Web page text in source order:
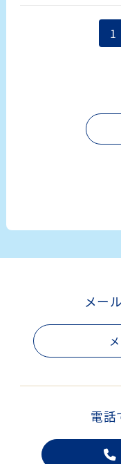
1
電話
メー